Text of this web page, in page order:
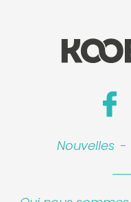
Nouvelles -